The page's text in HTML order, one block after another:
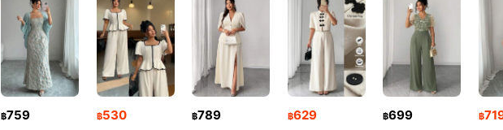
฿759 ฿530 ฿789 ฿629 ฿699 ฿